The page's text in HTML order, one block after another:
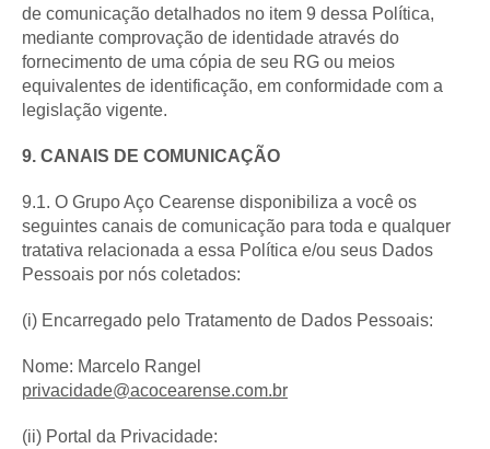
de comunicação detalhados no item 9 dessa Política,
mediante comprovação de identidade através do
fornecimento de uma cópia de seu RG ou meios
equivalentes de identificação, em conformidade com a
legislação vigente.
9. CANAIS DE COMUNICAÇÃO
9.1. O Grupo Aço Cearense disponibiliza a você os
seguintes canais de comunicação para toda e qualquer
tratativa relacionada a essa Política e/ou seus Dados
Pessoais por nós coletados:
(i) Encarregado pelo Tratamento de Dados Pessoais:
Nome: Marcelo Rangel
privacidade@acocearense.com.br
(ii) Portal da Privacidade: